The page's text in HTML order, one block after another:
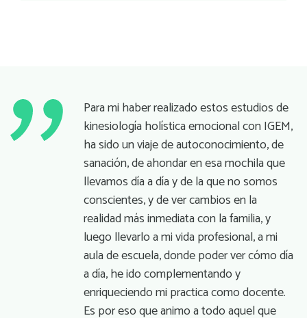
Para mi haber realizado estos estudios de
kinesiología holística emocional con IGEM,
ha sido un viaje de autoconocimiento, de
sanación, de ahondar en esa mochila que
llevamos día a día y de la que no somos
conscientes, y de ver cambios en la
realidad más inmediata con la familia, y
luego llevarlo a mi vida profesional, a mi
aula de escuela, donde poder ver cómo día
a día, he ido complementando y
enriqueciendo mi practica como docente.
Es por eso que animo a todo aquel que